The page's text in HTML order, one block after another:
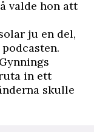
valde hon att
ju en del,
in ett
skulle